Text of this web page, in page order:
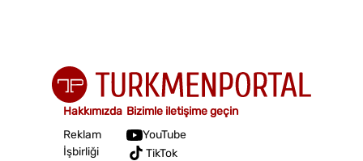
Hakkımızda
Reklam
İşbirliği
Bizimle iletişime geçin
YouTube
TikTok